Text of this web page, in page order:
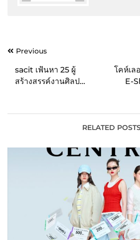
PostPrevious
sacit เฟ้นหา 25 ผู้
สร้างสรรค์งานศิลป
ล้ำค่า ไม่ให้เลือนหายไป
โคห์เล
E-
RELATED